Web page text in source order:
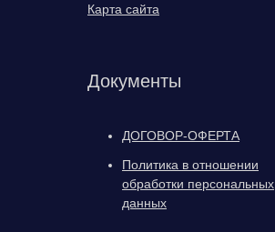
Карта сайта
Документы
ДОГОВОР-ОФЕРТА
Политика в отношении
обработки персональных
данных